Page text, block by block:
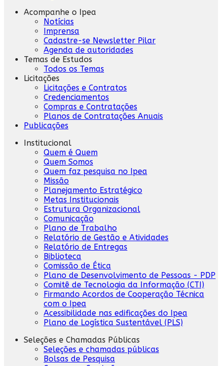
Acompanhe o Ipea
Notícias
Imprensa
Cadastre-se Newsletter Pilar
Agenda de autoridades
Temas de Estudos
Todos os Temas
Licitações
Licitações e Contratos
Credenciamentos
Compras e Contratações
Planos de Contratações Anuais
Publicações
Institucional
Quem é Quem
Quem Somos
Quem faz pesquisa no Ipea
Missão
Planejamento Estratégico
Metas Institucionais
Estrutura Organizacional
Comunicação
Plano de Trabalho
Relatório de Gestão e Atividades
Relatório de Entregas
Biblioteca
Comissão de Ética
Plano de Desenvolvimento de Pessoas - PDP
Comitê de Tecnologia da Informação (CTI)
Firmando Acordos de Cooperação Técnica
com o Ipea
Acessibilidade nas edificações do Ipea
Plano de Logística Sustentável (PLS)
Seleções e Chamadas Públicas
Seleções e chamadas públicas
Bolsas de Pesquisa